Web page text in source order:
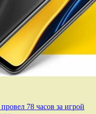
78 часов за игрой